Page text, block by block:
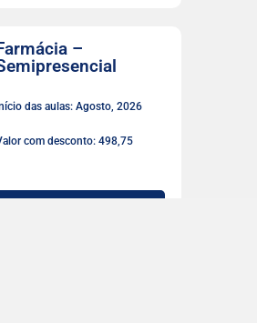
–
das aulas: Agosto, 2026
com desconto: 498,75